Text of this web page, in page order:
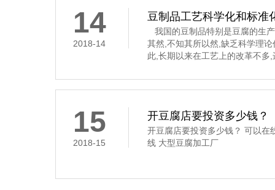
14
2018-14
豆制品工艺科学化和标准
我国的豆制品特别是豆腐的生
其然,不知其所以然,缺乏科学理
此,长期以来在工艺上的改革不多
凝固这道工序,是通过凝固剂的作
豆腐花,俗称“点花”和“点浆”,这
15
2018-15
开豆腐店要投资多少钱？
开豆腐店要投资多少钱？ 可以在
线 大型豆腐加工厂